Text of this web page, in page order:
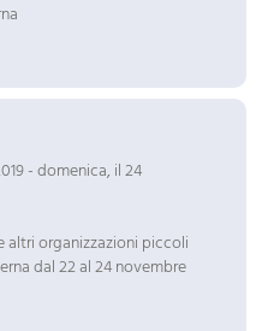
- domenica, il 24
altri organizzazioni piccoli
dal 22 al 24 novembre